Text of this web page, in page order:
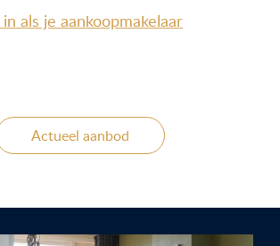
als je aankoopmakelaar
Actueel aanbod